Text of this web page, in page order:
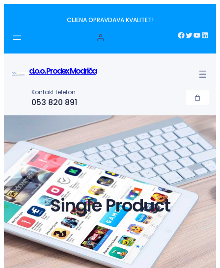
sadržaj
CIJENA OPRAVDAVA KVALITET!
Facebook Twitter YouTube LinkedIn
d.o.o. Prodex Modriča
Kontakt telefon:
053 820 891
Single Product